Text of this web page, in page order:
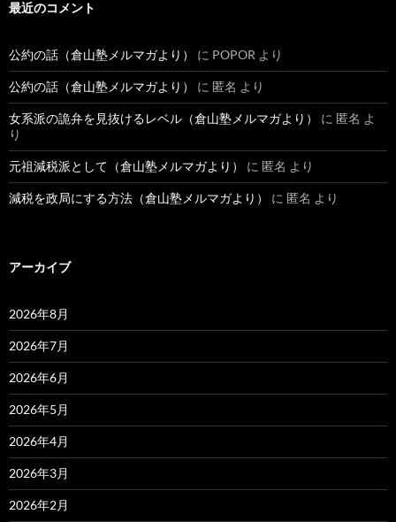
最近のコメント
公約の話（倉山塾メルマガより） に POPOR より
公約の話（倉山塾メルマガより） に 匿名 より
女系派の詭弁を見抜けるレベル（倉山塾メルマガより） に 匿名 よ
り
元祖減税派として（倉山塾メルマガより） に 匿名 より
減税を政局にする方法（倉山塾メルマガより） に 匿名 より
アーカイブ
2026年8月
2026年7月
2026年6月
2026年5月
2026年4月
2026年3月
2026年2月